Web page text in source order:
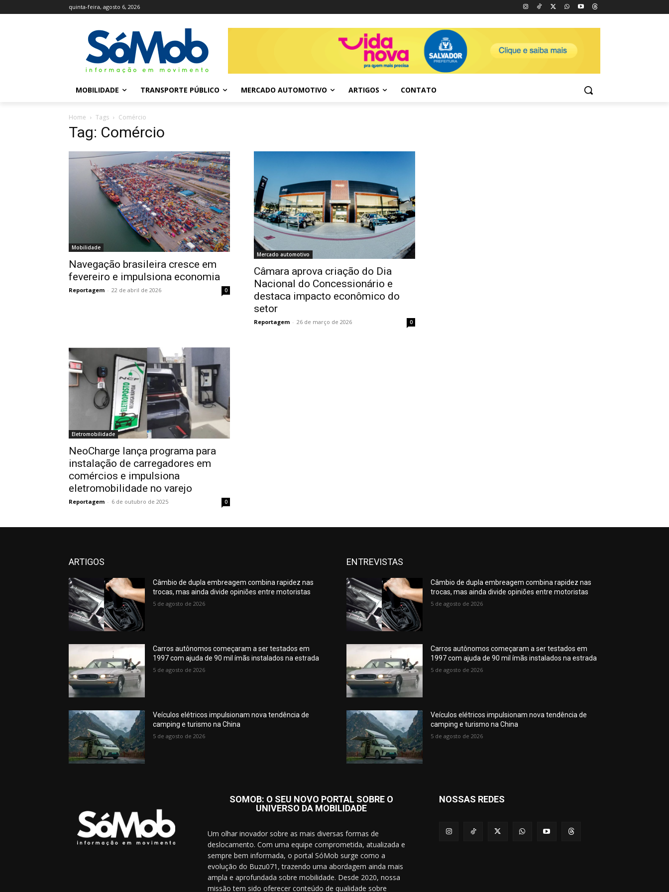
quinta-feira, agosto 6, 2026
MOBILIDADE TRANSPORTE PÚBLICO MERCADO AUTOMOTIVO ARTIGOS CONTATO
Home Tags Comércio
Tag: Comércio
Mobilidade
Navegação brasileira cresce em
fevereiro e impulsiona economia
Reportagem - 22 de abril de 2026 0
Mercado automotivo
Câmara aprova criação do Dia
Nacional do Concessionário e
destaca impacto econômico do
setor
Reportagem - 26 de março de 2026 0
Eletromobilidade
NeoCharge lança programa para
instalação de carregadores em
comércios e impulsiona
eletromobilidade no varejo
Reportagem - 6 de outubro de 2025 0
ARTIGOS
Câmbio de dupla embreagem combina rapidez nas
trocas, mas ainda divide opiniões entre motoristas
5 de agosto de 2026
Carros autônomos começaram a ser testados em
1997 com ajuda de 90 mil ímãs instalados na estrada
5 de agosto de 2026
Veículos elétricos impulsionam nova tendência de
camping e turismo na China
5 de agosto de 2026
ENTREVISTAS
Câmbio de dupla embreagem combina rapidez nas
trocas, mas ainda divide opiniões entre motoristas
5 de agosto de 2026
Carros autônomos começaram a ser testados em
1997 com ajuda de 90 mil ímãs instalados na estrada
5 de agosto de 2026
Veículos elétricos impulsionam nova tendência de
camping e turismo na China
5 de agosto de 2026
SOMOB: O SEU NOVO PORTAL SOBRE O
UNIVERSO DA MOBILIDADE
Um olhar inovador sobre as mais diversas formas de
deslocamento. Com uma equipe comprometida, atualizada e
sempre bem informada, o portal SóMob surge como a
evolução do Buzu071, trazendo uma abordagem ainda mais
ampla e aprofundada sobre mobilidade. Desde 2020, nossa
missão tem sido oferecer conteúdo de qualidade sobre
NOSSAS REDES